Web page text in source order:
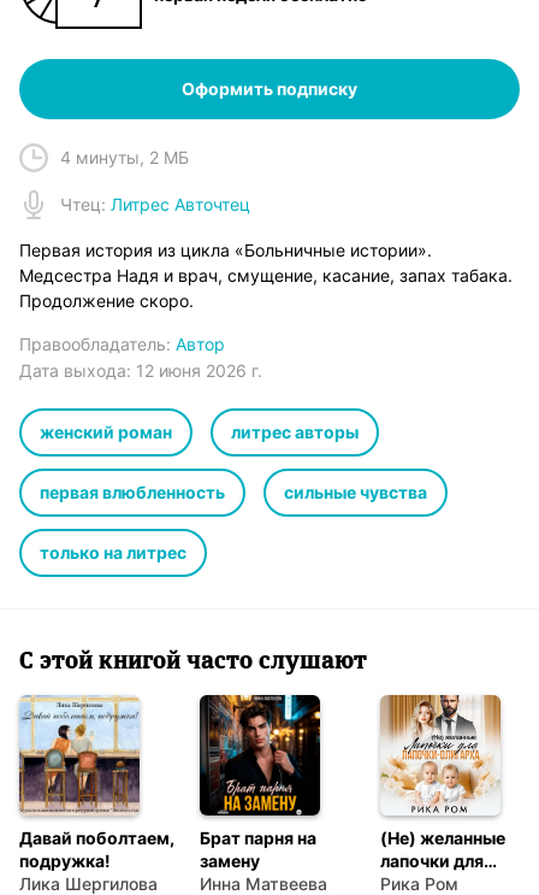
Оформить подписку
4 минуты, 2 МБ
Чтец: Литрес Авточтец
Первая история из цикла «Больничные истории».
Медсестра Надя и врач, смущение, касание, запах табака.
Продолжение скоро.
Правообладатель: Автор
Дата выхода: 12 июня 2026 г.
женский роман литрес авторы
первая влюбленность сильные чувства
только на литрес
С этой книгой часто слушают
Давай поболтаем,
подружка!
Лика Шергилова
Брат парня на
замену
Инна Матвеева
(Не) желанные
лапочки для
папочки-
Рика Ром